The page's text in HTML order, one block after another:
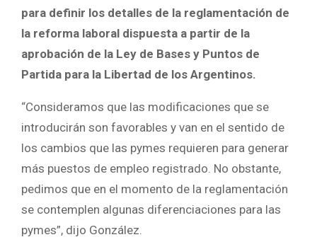
para definir los detalles de la reglamentación de
la reforma laboral dispuesta a partir de la
aprobación de la Ley de Bases y Puntos de
Partida para la Libertad de los Argentinos.
“Consideramos que las modificaciones que se
introducirán son favorables y van en el sentido de
los cambios que las pymes requieren para generar
más puestos de empleo registrado. No obstante,
pedimos que en el momento de la reglamentación
se contemplen algunas diferenciaciones para las
pymes”, dijo González.